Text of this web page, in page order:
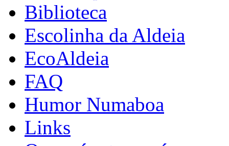
Biblioteca
Escolinha da Aldeia
EcoAldeia
FAQ
Humor Numaboa
Links